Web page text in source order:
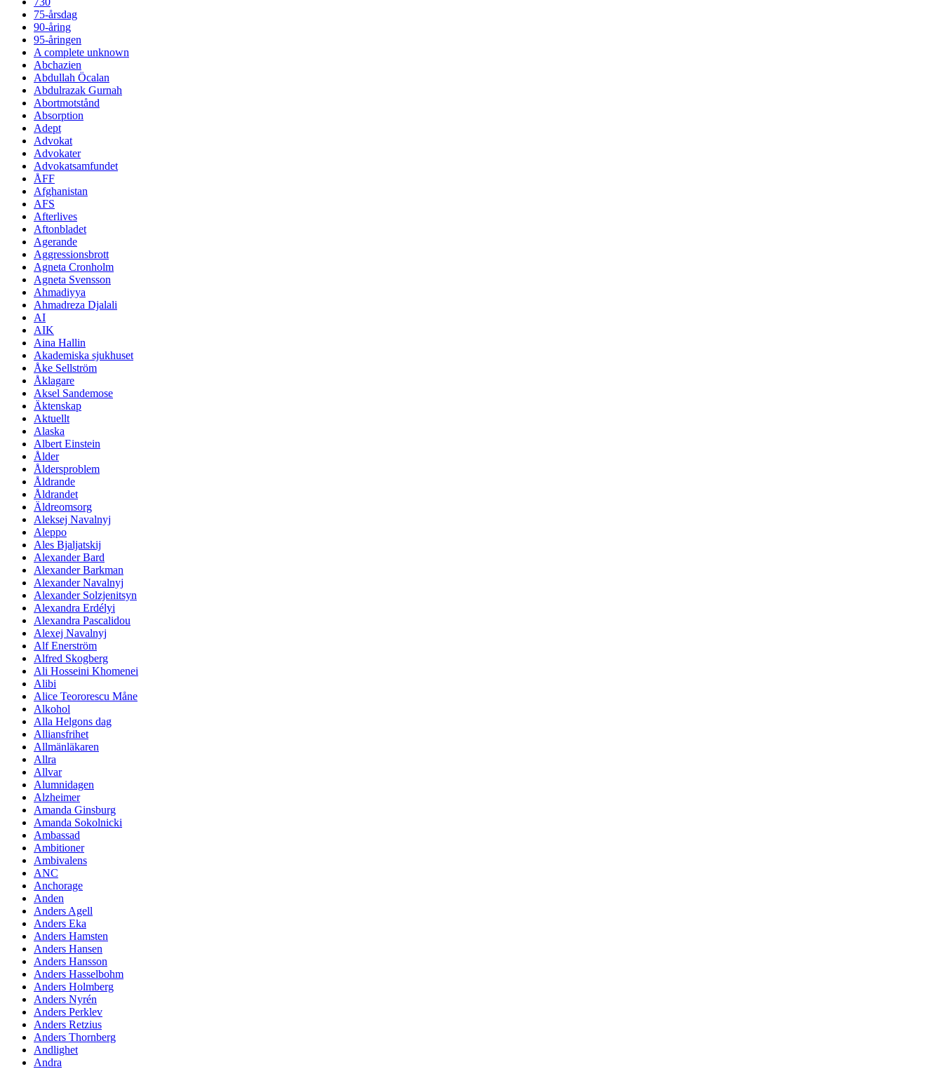
75-årsdag
90-åring
95-åringen
A complete unknown
Abchazien
Abdullah Öcalan
Abdulrazak Gurnah
Abortmotstånd
Absorption
Adept
Advokat
Advokater
Advokatsamfundet
ÅFF
Afghanistan
AFS
Afterlives
Aftonbladet
Agerande
Aggressionsbrott
Agneta Cronholm
Agneta Svensson
Ahmadiyya
Ahmadreza Djalali
AI
AIK
Aina Hallin
Akademiska sjukhuset
Åke Sellström
Åklagare
Aksel Sandemose
Äktenskap
Aktuellt
Alaska
Albert Einstein
Ålder
Åldersproblem
Åldrande
Åldrandet
Äldreomsorg
Aleksej Navalnyj
Aleppo
Ales Bjaljatskij
Alexander Bard
Alexander Barkman
Alexander Navalnyj
Alexander Solzjenitsyn
Alexandra Erdélyi
Alexandra Pascalidou
Alexej Navalnyj
Alf Enerström
Alfred Skogberg
Ali Hosseini Khomenei
Alibi
Alice Teororescu Måne
Alkohol
Alla Helgons dag
Alliansfrihet
Allmänläkaren
Allra
Allvar
Alumnidagen
Alzheimer
Amanda Ginsburg
Amanda Sokolnicki
Ambassad
Ambitioner
Ambivalens
ANC
Anchorage
Anden
Anders Agell
Anders Eka
Anders Hamsten
Anders Hansen
Anders Hansson
Anders Hasselbohm
Anders Holmberg
Anders Nyrén
Anders Perklev
Anders Retzius
Anders Thornberg
Andlighet
Andra